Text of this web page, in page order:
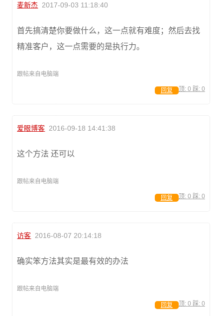
麦新杰 2017-09-03 11:18:40
首先搞清楚你要做什么，这一点就有难度；然后去找
精准客户，这一点需要的是执行力。
跟帖来自电脑端
顶: 0 踩: 0
回复
爱眼博客 2016-09-18 14:41:38
这个方法 还可以
跟帖来自电脑端
顶: 0 踩: 0
回复
访客 2016-08-07 20:14:18
确实笨方法其实是最有效的办法
跟帖来自电脑端
顶: 0 踩: 0
回复